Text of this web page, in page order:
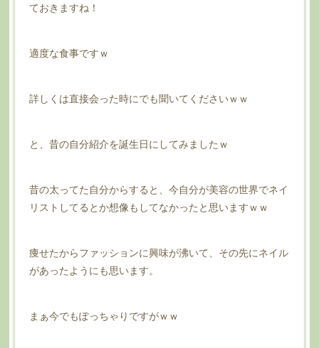
ておきますね！
適度な食事ですｗ
詳しくは直接会った時にでも聞いてくださいｗｗ
と、昔の自分紹介を誕生日にしてみましたｗ
昔の太ってた自分からすると、今自分が美容の世界でネイ
リストしてるとか想像もしてなかったと思いますｗｗ
痩せたからファッションに興味が沸いて、その先にネイル
があったようにも思います。
まぁ今でもぽっちゃりですがｗｗ